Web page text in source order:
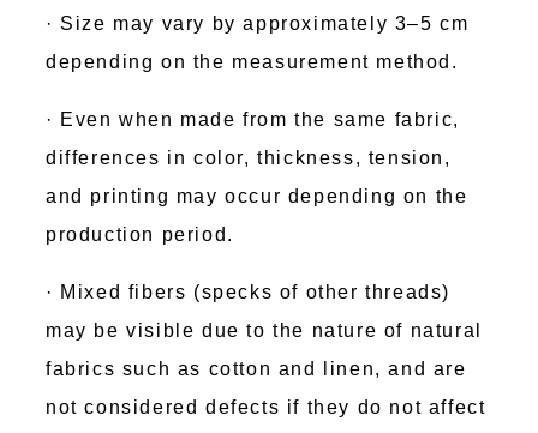
· Size may vary by approximately 3–5 cm
depending on the measurement method.
· Even when made from the same fabric,
differences in color, thickness, tension,
and printing may occur depending on the
production period.
· Mixed fibers (specks of other threads)
may be visible due to the nature of natural
fabrics such as cotton and linen, and are
not considered defects if they do not affect